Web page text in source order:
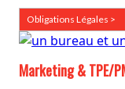
Obligations Légales >
Marketing & TPE/